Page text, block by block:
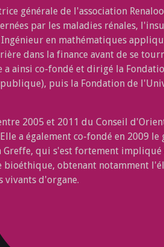
générale de l'association
par les maladies rénales,
en mathématiques
dans la finance avant de se
a ainsi co-fondé et dirigé la
puis la Fondation de
2005 et 2011 du Conseil
a également co-fondé en 2009 le
Greffe, qui s'est fortement impliqué
bioéthique, obtenant notamment
vivants d'organe.